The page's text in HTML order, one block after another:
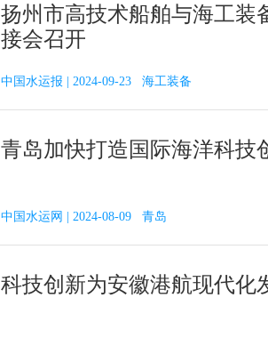
扬州市高技术船舶与海工装
接会召开
中国水运报 | 2024-09-23 海工装备
青岛加快打造国际海洋科技
中国水运网 | 2024-08-09 青岛
科技创新为安徽港航现代化